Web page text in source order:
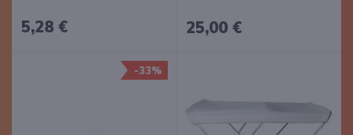
5,28 € 25,00 €
-33%